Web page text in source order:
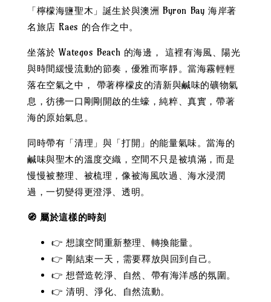
「檸檬海鹽聖木」誕生於與澳洲 Byron Bay 海岸著
名旅店 Raes 的合作之中。
坐落於 Wategos Beach 的海邊， 這裡有海風、陽光
與時間緩慢流動的節奏，優雅而寧靜。當海霧輕輕
落在空氣之中， 帶著檸檬皮的清新與鹹味的礦物氣
息，彷彿一口剛剛開啟的生蠔，純粹、真實，帶著
海的原始氣息。
同時帶有「清理」與「打開」的能量氣味。當海的
鹹味與聖木的溫度交織，空間不只是被填滿，而是
慢慢被整理、被梳理，像被海風吹過、海水浸潤
過，一切變得更澄淨、透明。
🧭 屬於這樣的時刻
👉 想讓空間重新整理、轉換能量。
👉 剛結束一天，需要釋放與回到自己。
👉 想營造乾淨、自然、帶有海洋感的氛圍。
👉 清明、淨化、自然流動。